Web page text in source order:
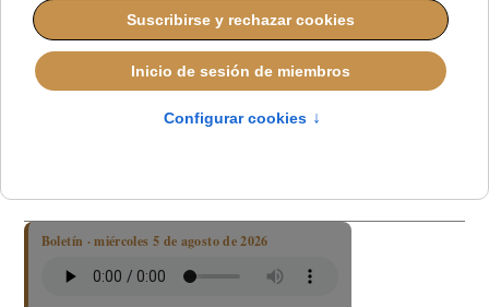
catecúmenos en la Cuaresma y cifras al alza
NOTICIAS
Boletín · miércoles 5 de agosto de 2026